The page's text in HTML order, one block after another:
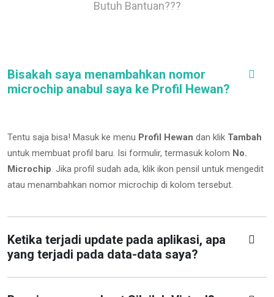
Butuh Bantuan???
Bisakah saya menambahkan nomor
microchip anabul saya ke Profil Hewan?
Tentu saja bisa! Masuk ke menu Profil Hewan dan klik Tambah
untuk membuat profil baru. Isi formulir, termasuk kolom No.
Microchip. Jika profil sudah ada, klik ikon pensil untuk mengedit
atau menambahkan nomor microchip di kolom tersebut.
Ketika terjadi update pada aplikasi, apa
yang terjadi pada data-data saya?